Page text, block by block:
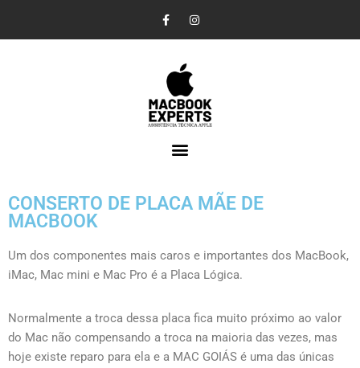
Pular
CONSERTO DE PLACA MÃE DE
MACBOOK
Um dos componentes mais caros e importantes dos MacBook,
iMac, Mac mini e Mac Pro é a Placa Lógica.
Normalmente a troca dessa placa fica muito próximo ao valor
do Mac não compensando a troca na maioria das vezes, mas
hoje existe reparo para ela e a MAC GOIÁS é uma das únicas